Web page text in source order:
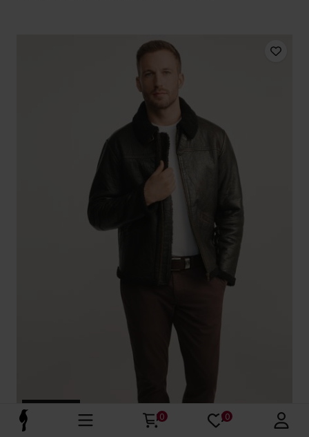
Brązowa skórzana kurtka męska z kożuchem
0 0